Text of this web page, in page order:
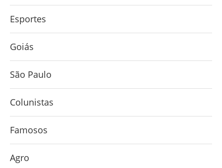
Esportes
Goiás
São Paulo
Colunistas
Famosos
Agro